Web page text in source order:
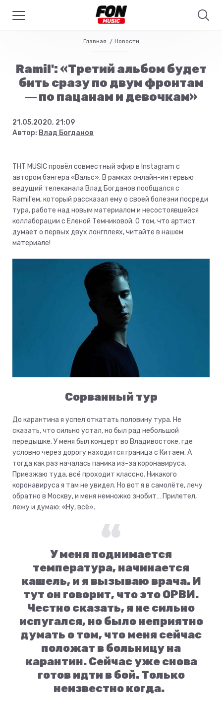
Главная Новости
Ramil': «Третий альбом будет
бить сразу по двум фронтам
― по пацанам и девочкам»
21.05.2020, 21:09
Автор: Влад Богданов
ТНТ MUSIC провёл совместный эфир в Instagram с
автором бэнгера «Вальс». В рамках онлайн-интервью
ведущий телеканала Влад Богданов пообщался с
Ramil'ем, который рассказал ему о своей болезни посреди
тура, работе над новым материалом и несостоявшейся
коллаборации с Еленой Темниковой. О том, что артист
думает о первых двух лонгплеях, читайте в нашем
материале!
Сорванный тур
До карантина я успел откатать половину тура. Не
сказать, что сильно устал, но был рад небольшой
передышке. У меня был концерт во Владивостоке, где
условно через дорогу находится граница с Китаем. А
тогда как раз началась паника из-за коронавируса.
Приезжаю туда, всё проходит классно. Никакого
коронавируса я там не увидел. Но вот я в самолёте, лечу
обратно в Москву, и меня немножко знобит… Прилетел,
лежу и думаю: «Ну, всё».
У меня поднимается
температура, начинается
кашель, и я вызываю врача. И
тут он говорит, что это ОРВИ.
Честно сказать, я не сильно
испугался, но было неприятно
думать о том, что меня сейчас
положат в больницу на
карантин. Сейчас уже снова
готов идти в бой. Только
неизвестно когда.